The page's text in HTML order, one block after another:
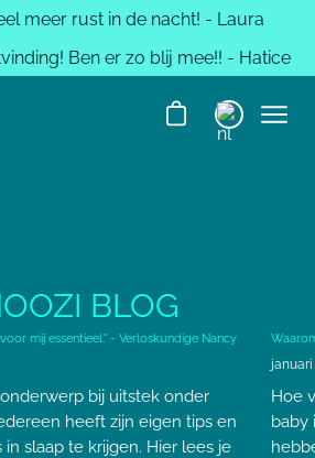
veel meer rust in de nacht! - Laura
Ben er zo blij mee!! - Hatice
BLOG
mij essentieel." - Verloskundige Nancy
bij uitstek onder
heeft zijn eigen tips en
slaap te krijgen. Hier lees je
januari
Hoe
baby